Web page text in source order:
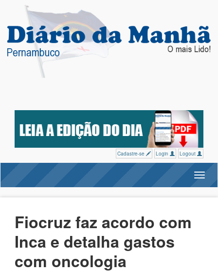
Cadastre-se Login Logout
Fiocruz faz acordo com
Inca e detalha gastos
com oncologia